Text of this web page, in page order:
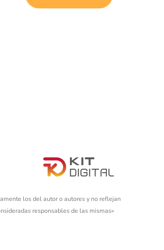
los del autor o autores y no reflejan
responsables de las mismas»